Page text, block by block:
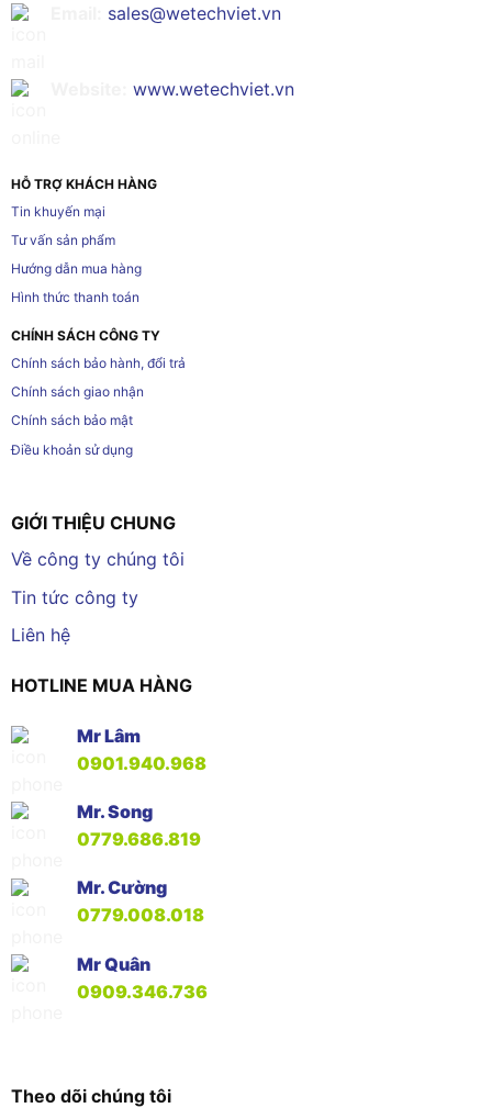
sales@wetechviet.vn
www.wetechviet.vn
HỖ TRỢ KHÁCH HÀNG
Tin khuyến mại
Tư vấn sản phẩm
Hướng dẫn mua hàng
Hình thức thanh toán
CHÍNH SÁCH CÔNG TY
Chính sách bảo hành, đổi trả
Chính sách giao nhận
Chính sách bảo mật
Điều khoản sử dụng
GIỚI THIỆU CHUNG
Về công ty chúng tôi
Tin tức công ty
Liên hệ
HOTLINE MUA HÀNG
Mr Lâm
0901.940.968
Mr. Song
0779.686.819
Mr. Cường
0779.008.018
Mr Quân
0909.346.736
Theo dõi chúng tôi